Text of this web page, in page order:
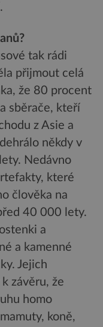
tak rádi
přijmout celá
že 80 procent
sběrače, kteří
z Asie a
někdy v
Nedávno
které
člověka na
40 000 lety.
a
a kamenné
Jejich
závěru, že
homo
koně,